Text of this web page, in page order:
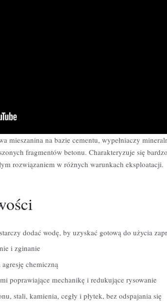
mieszanina na bazie cementu, wypełniaczy
fragmentów betonu. Charakteryzuje się
rozwiązaniem w różnych warunkach eksploatacji.
dodać wodę, by uzyskać gotową do użycia
i zginanie
chemiczną
poprawiające mechanikę i redukujące rysowanie
stali, kamienia, cegły i płytek, bez odspajania się